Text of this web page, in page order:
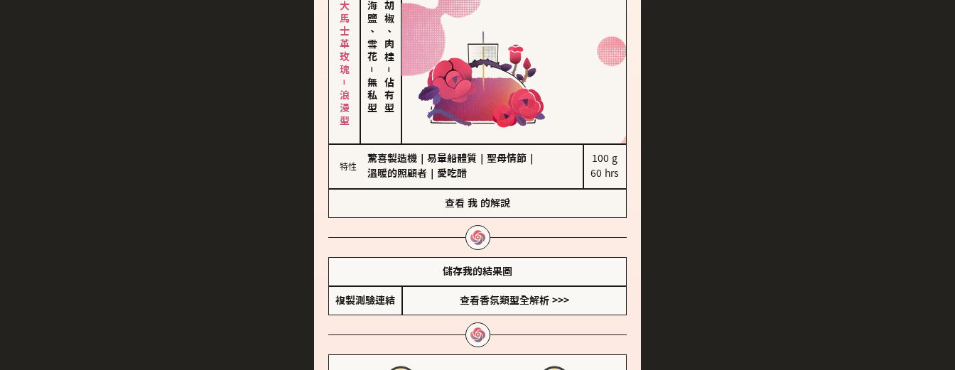
大馬士革玫瑰－浪漫型 海鹽、雪花
－
無私型
胡椒、肉桂
－
佔有型
特性
驚喜製造機 易暈船體質 聖母情節
溫暖的照顧者
愛吃醋
100 g
60 hrs
查看 我 的解說
儲存我的結果圖
複製測驗連結 查看香氛類型全解析 >>>